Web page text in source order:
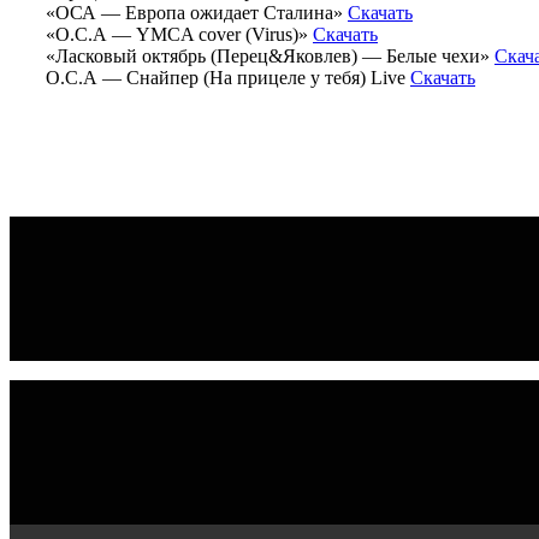
«ОСА — Европа ожидает Сталина» Скачать
«О.С.А — YMCA cover (Virus)» Скачать
«Ласковый октябрь (Перец&Яковлев) — Белые чехи»
О.С.А — Снайпер (На прицеле у тебя) Live Скачать